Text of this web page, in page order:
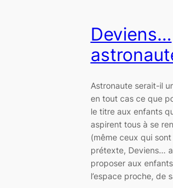
Deviens…
Astronaute serait-il
en tout cas ce que
le titre aux enfants
aspirent tous à se
(même ceux qui
prétexte, Deviens…
proposer aux
l’espace proche, de